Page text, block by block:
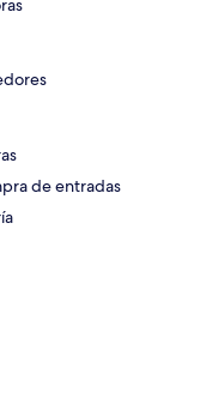
de entradas